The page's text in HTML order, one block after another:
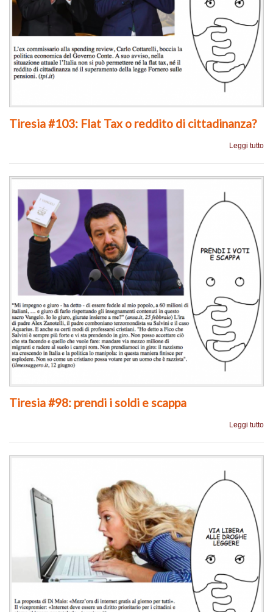
Tiresia #103: Flat Tax o reddito di cittadinanza?
Leggi tutto
Tiresia #98: prendi i soldi e scappa
Leggi tutto